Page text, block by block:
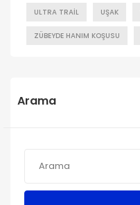
ULTRA TRAIL UŞAK
ZÜBEYDE HANIM KOŞUSU
Arama